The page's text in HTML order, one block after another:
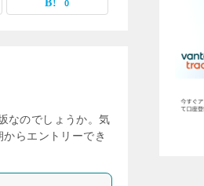
0
なのでしょうか。気
らエントリーでき